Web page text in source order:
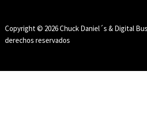
s
q
u
Copyright © 2026 Chuck Daniel´s & Digital
derechos reservados